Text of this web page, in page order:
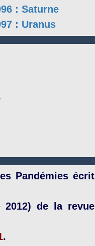
: Saturne
: Uranus
Pandémies écrit
2012) de la revue
.